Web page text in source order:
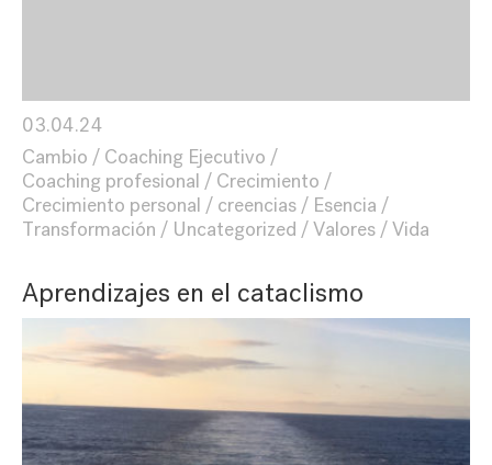
03.04.24
Cambio
Coaching Ejecutivo
Coaching profesional
Crecimiento
Crecimiento personal
creencias
Esencia
Transformación
Uncategorized Valores Vida
Aprendizajes en el cataclismo